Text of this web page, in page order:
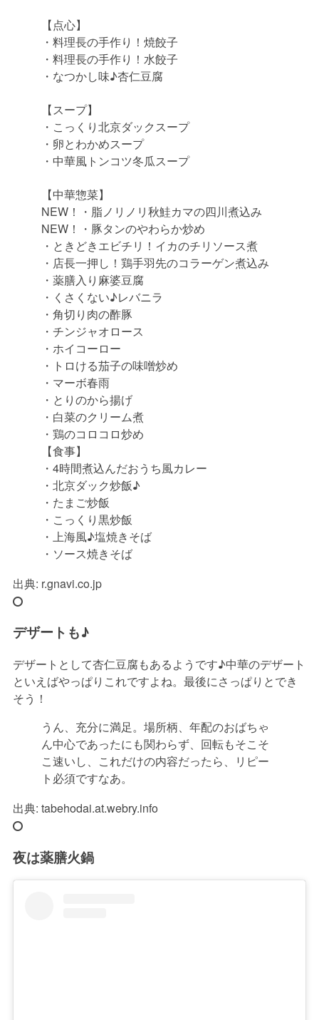
【点心】
・料理長の手作り！焼餃子
・料理長の手作り！水餃子
・なつかし味♪杏仁豆腐
【スープ】
・こっくり北京ダックスープ
・卵とわかめスープ
・中華風トンコツ冬瓜スープ
【中華惣菜】
NEW！・脂ノリノリ秋鮭カマの四川煮込み
NEW！・豚タンのやわらか炒め
・ときどきエビチリ！イカのチリソース煮
・店長一押し！鶏手羽先のコラーゲン煮込み
・薬膳入り麻婆豆腐
・くさくない♪レバニラ
・角切り肉の酢豚
・チンジャオロース
・ホイコーロー
・トロける茄子の味噌炒め
・マーボ春雨
・とりのから揚げ
・白菜のクリーム煮
・鶏のコロコロ炒め
【食事】
・4時間煮込んだおうち風カレー
・北京ダック炒飯♪
・たまご炒飯
・こっくり黒炒飯
・上海風♪塩焼きそば
・ソース焼きそば
出典: r.gnavi.co.jp
デザートも♪
デザートとして杏仁豆腐もあるようです♪中華のデザート
といえばやっぱりこれですよね。最後にさっぱりとでき
そう！
うん、充分に満足。場所柄、年配のおばちゃ
ん中心であったにも関わらず、回転もそこそ
こ速いし、これだけの内容だったら、リピー
ト必須ですなあ。
出典: tabehodai.at.webry.info
夜は薬膳火鍋